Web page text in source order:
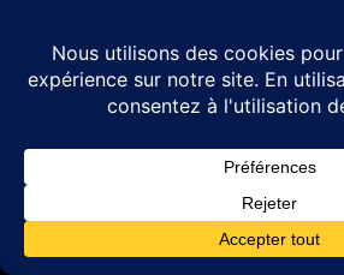
© 2026 Millers Oils – #1 en France